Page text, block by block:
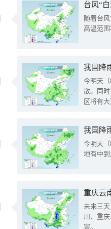
台风“
随着台
高温范
今明天
散。同
区将有大
我国降
今明天
地有中
重庆云
未来三
川、重
害。